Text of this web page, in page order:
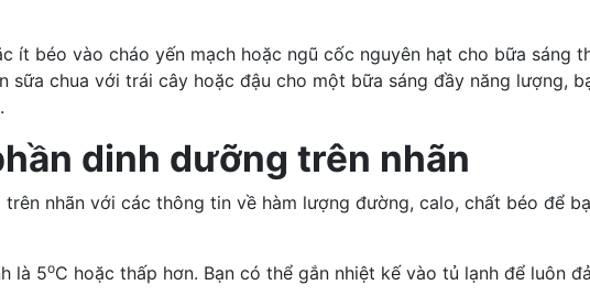
ít béo vào cháo yến mạch hoặc ngũ cốc nguyên hạt cho bữa sáng
sữa chua với trái cây hoặc đậu cho một bữa sáng đầy năng lượng,
dinh dưỡng trên nhãn
trên nhãn với các thông tin về hàm lượng đường, calo, chất béo để
là 5oC hoặc thấp hơn. Bạn có thể gắn nhiệt kế vào tủ lạnh để luôn